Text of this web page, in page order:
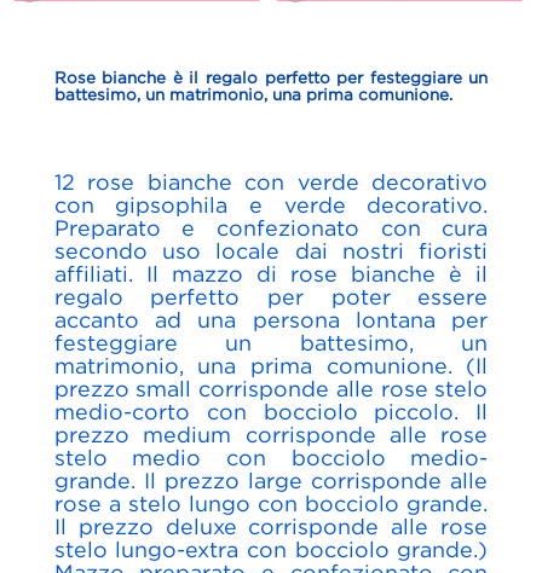
Rose bianche è il regalo perfetto per festeggiare un
battesimo, un matrimonio, una prima comunione.
12 rose bianche con verde decorativo
con gipsophila e verde decorativo.
Preparato e confezionato con cura
secondo uso locale dai nostri fioristi
affiliati. Il mazzo di rose bianche è il
regalo perfetto per poter essere
accanto ad una persona lontana per
festeggiare un battesimo, un
matrimonio, una prima comunione. (Il
prezzo small corrisponde alle rose stelo
medio-corto con bocciolo piccolo. Il
prezzo medium corrisponde alle rose
stelo medio con bocciolo medio-
grande. Il prezzo large corrisponde alle
rose a stelo lungo con bocciolo grande.
Il prezzo deluxe corrisponde alle rose
stelo lungo-extra con bocciolo grande.)